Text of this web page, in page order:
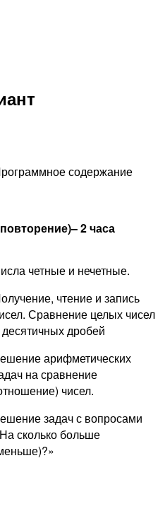
содержание
2 часа
четные и нечетные.
чтение и запись
Сравнение целых чисел
десятичных дробей
арифметических
на сравнение
чисел.
задач с вопросами
сколько больше